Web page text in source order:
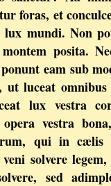
foras, et
lux mundi. Non
posita.
eam sub
ut luceat
lux vestra
vestra
qui in cælis
solvere
sed